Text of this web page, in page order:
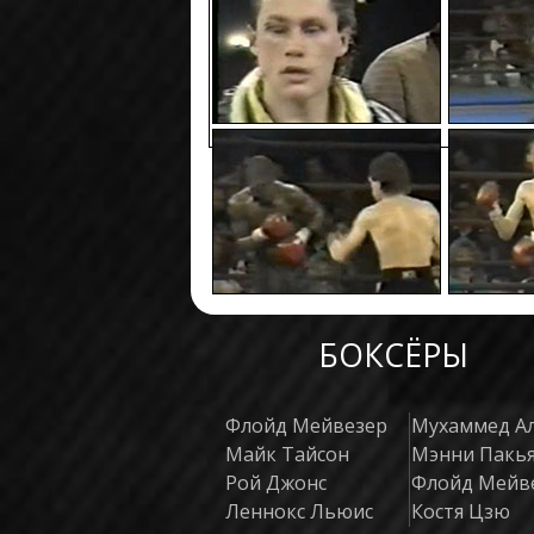
БОКСЁРЫ
Флойд Мейвезер
Майк Тайсон
Рой Джонс
Леннокс Льюис
Мухаммед
Мэнни
Флойд
Костя Цзю